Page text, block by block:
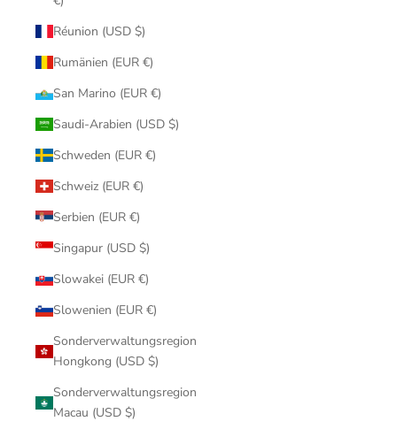
Réunion (USD $)
Rumänien (EUR €)
San Marino (EUR €)
Saudi-Arabien (USD $)
Schweden (EUR €)
Schweiz (EUR €)
Serbien (EUR €)
Singapur (USD $)
Slowakei (EUR €)
Slowenien (EUR €)
Sonderverwaltungsregion
Hongkong (USD $)
Sonderverwaltungsregion
Macau (USD $)